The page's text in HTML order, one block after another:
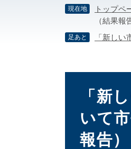
現在地 トップペ
（結果報
足あと 「新し
「新
いて
報告）